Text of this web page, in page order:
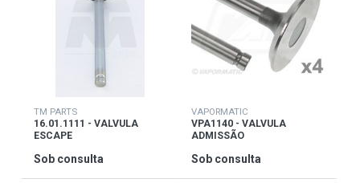
TM PARTS
16.01.1111 - VALVULA
ESCAPE
Sob consulta
VAPORMATIC
VPA1140 - VALVULA
ADMISSÃO
Sob consulta